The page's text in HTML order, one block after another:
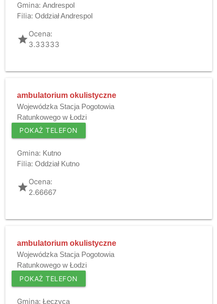
Gmina: Andrespol
Filia: Oddział Andrespol
gradeOcena:
3.33333
ambulatorium okulistyczne
Wojewódzka Stacja Pogotowia
Ratunkowego w Łodzi
POKAŻ TELEFON
Gmina: Kutno
Filia: Oddział Kutno
gradeOcena:
2.66667
ambulatorium okulistyczne
Wojewódzka Stacja Pogotowia
Ratunkowego w Łodzi
POKAŻ TELEFON
Gmina: Łęczyca